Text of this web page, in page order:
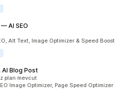
— AI SEO
Alt Text, Image Optimizer & Speed Boost
AI Blog Post
plan mevcut
Image Optimizer, Page Speed Optimizer